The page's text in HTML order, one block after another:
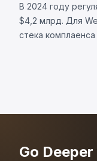
В 2024 году
$4,2 млрд. Для
стека
Go